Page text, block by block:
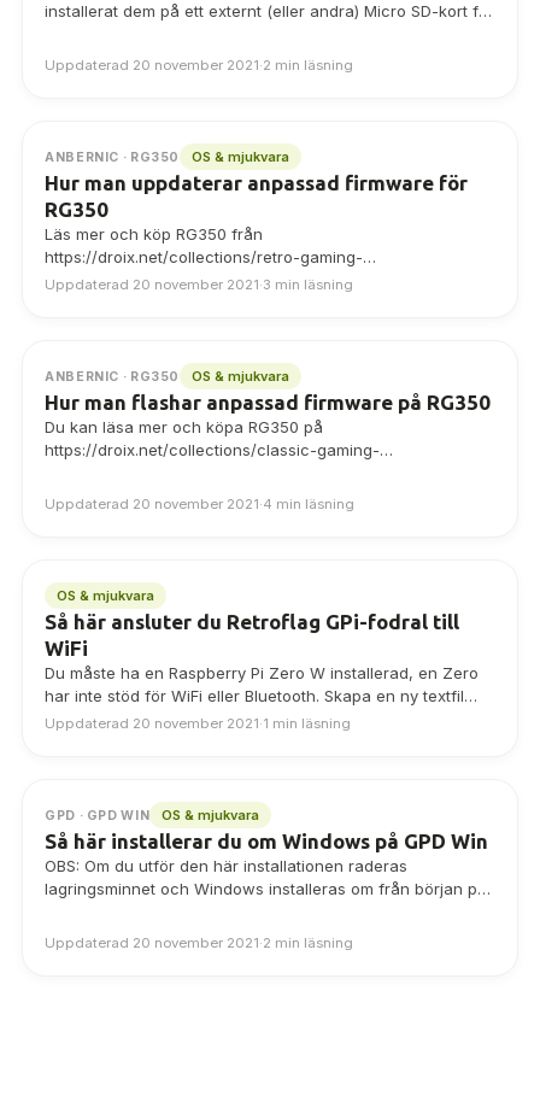
installerat dem på ett externt (eller andra) Micro SD-kort för
Uppdaterad 20 november 2021·2 min läsning
ANBERNIC · RG350 OS & mjukvara
Hur man uppdaterar anpassad firmware för
RG350
Läs mer och köp RG350 från
https://droix.net/collections/retro-gaming-
handhelds/products/rg350-retro-gaming-handheld OBS:
Uppdaterad 20 november 2021·3 min läsning
ANBERNIC · RG350 OS & mjukvara
Hur man flashar anpassad firmware på RG350
Du kan läsa mer och köpa RG350 på
https://droix.net/collections/classic-gaming-
behöva Liten stjärnskruvmejsel Spudger av plast, eller
Uppdaterad 20 november 2021·4 min läsning
OS & mjukvara
Så här ansluter du Retroflag GPi-fodral till
WiFi
Du måste ha en Raspberry Pi Zero W installerad, en Zero
har inte stöd för WiFi eller Bluetooth. Skapa en ny textfil…
Uppdaterad 20 november 2021·1 min läsning
GPD · GPD WIN OS & mjukvara
Så här installerar du om Windows på GPD Win
OBS: Om du utför den här installationen raderas
lagringsminnet och Windows installeras om från början på
Uppdaterad 20 november 2021·2 min läsning